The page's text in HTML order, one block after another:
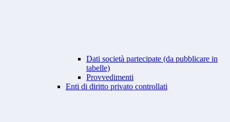
Dati società partecipate (da pubblicare in
tabelle)
Provvedimenti
Enti di diritto privato controllati